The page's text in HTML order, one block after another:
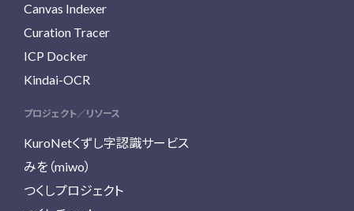
Canvas Indexer
Curation Tracer
ICP Docker
Kindai-OCR
プロジェクト／リソース
KuroNetくずし字認識サービス
みを（miwo）
つくしプロジェクト